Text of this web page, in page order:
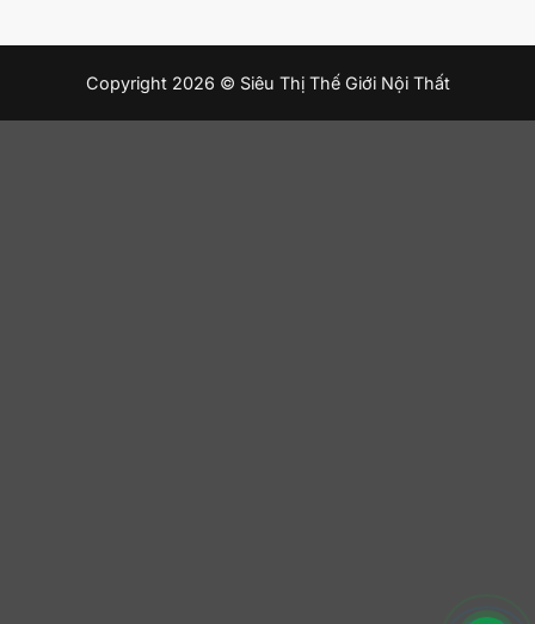
Copyright 2026 © Siêu Thị Thế Giới Nội Thất